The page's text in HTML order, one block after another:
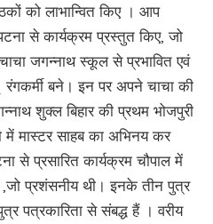
को लाभान्वित किए । आप
से कार्यक्रम प्रस्तुत किए, जो
जगन्नाथ स्कूल से प्रभावित एवं
रंगकर्मी बने। इन पर अपने चाचा की
शुक्ल बिहार की प्रथम भोजपुरी
में मास्टर साहब का अभिनय कर
से प्रसारित कार्यक्रम चौपाल में
,जो प्रशंसनीय थी। इनके तीन पुत्र
पत्रकारिता से संबद्ध हैं । वरीय